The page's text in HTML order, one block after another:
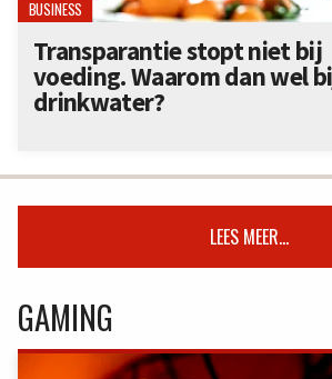
BUSINESS
Transparantie stopt niet bij
voeding. Waarom dan wel
drinkwater?
LEES MEER...
GAMING